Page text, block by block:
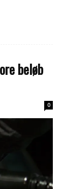
beløb
0